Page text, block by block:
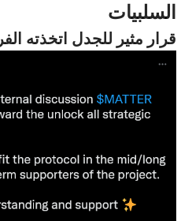
مثير للجدل اتخذته الفريق